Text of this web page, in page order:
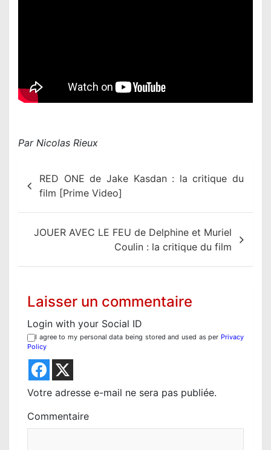
Par Nicolas Rieux
RED ONE de Jake Kasdan : la critique du
film [Prime Video]
JOUER AVEC LE FEU de Delphine et Muriel
Coulin : la critique du film
Laisser un commentaire
Login with your Social ID
I agree to my personal data being stored and used as per Privacy
Policy
Votre adresse e-mail ne sera pas publiée.
Commentaire